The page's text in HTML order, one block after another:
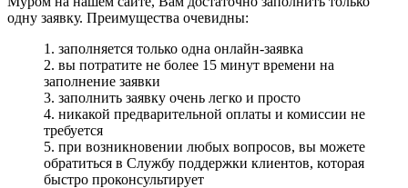
одну заявку. Преимущества очевидны:
1. заполняется только одна онлайн-заявка
2. вы потратите не более 15 минут времени на
заполнение заявки
3. заполнить заявку очень легко и просто
4. никакой предварительной оплаты и комиссии не
требуется
5. при возникновении любых вопросов, вы можете
обратиться в Службу поддержки клиентов, которая
быстро проконсультирует